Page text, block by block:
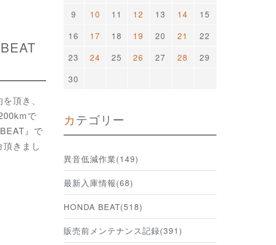
頂き、
で
』で
きまし
9
10 11 12 13 14
15
16
17 18 19 20 21
22
23
24 25 26 27 28
29
30
カテゴリー
異音低減作業(149)
最新入庫情報(68)
HONDA BEAT(518)
販売前メンテナンス記録(391)